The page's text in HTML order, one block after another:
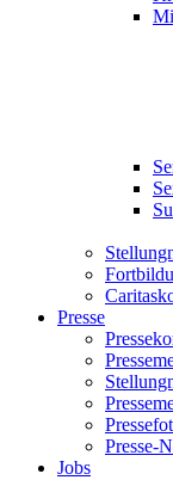
Presse
Presse-
Jobs